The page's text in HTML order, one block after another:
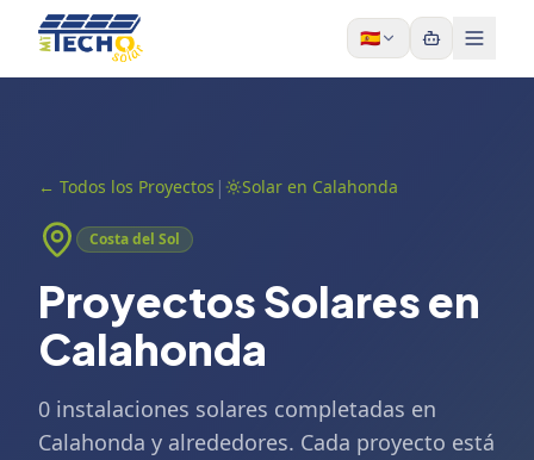
Skip to content
🇪🇸
← Todos los Proyectos | Solar en Calahonda
Costa del Sol
Proyectos Solares en
Calahonda
0 instalaciones solares completadas en
Calahonda y alrededores. Cada proyecto está